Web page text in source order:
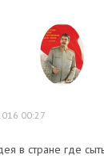
00:27
в стране где